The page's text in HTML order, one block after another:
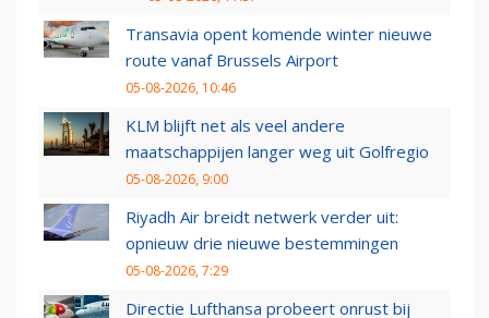
Transavia opent komende winter nieuwe
route vanaf Brussels Airport
05-08-2026, 10:46
KLM blijft net als veel andere
maatschappijen langer weg uit Golfregio
05-08-2026, 9:00
Riyadh Air breidt netwerk verder uit:
opnieuw drie nieuwe bestemmingen
05-08-2026, 7:29
Directie Lufthansa probeert onrust bij